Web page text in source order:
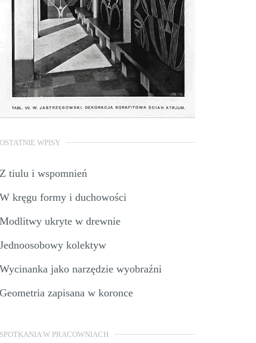
OSTATNIE WPISY
Z tiulu i wspomnień
W kręgu formy i duchowości
Modlitwy ukryte w drewnie
Jednoosobowy kolektyw
Wycinanka jako narzędzie wyobraźni
Geometria zapisana w koronce
SPOTKANIA W PRACOWNIACH